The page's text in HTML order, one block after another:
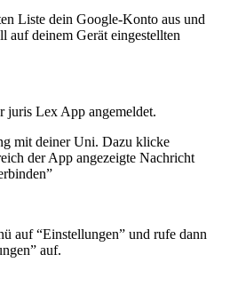
Liste dein Google-Konto aus und
deinem Gerät eingestellten
juris Lex App angemeldet.
mit deiner Uni. Dazu klicke
der App angezeigte Nachricht
auf “Einstellungen” und rufe dann
auf.